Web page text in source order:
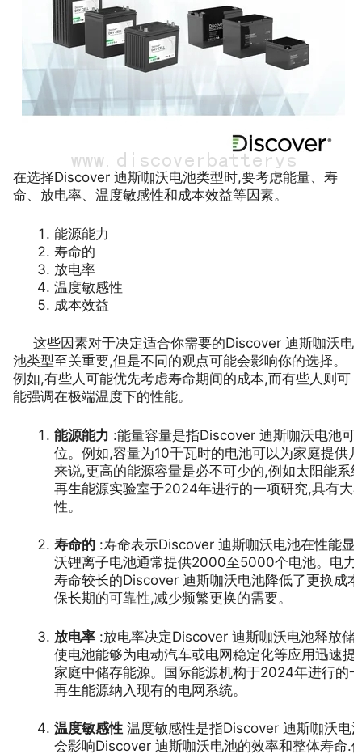
在选择Discover 迪斯咖沃电池类型时,要考虑能量、寿
命、放电率、温度敏感性和成本效益等因素。
能源能力
寿命的
放电率
温度敏感性
成本效益
这些因素对于决定适合你需要的Discover 迪斯咖沃电
池类型至关重要,但是不同的观点可能会影响你的选择。
例如,有些人可能优先考虑寿命期间的成本,而有些人则可
能强调在极端温度下的性能。
能源能力 :能量容量是指Discover 迪斯咖沃电池
位。例如,容量为10千瓦时的电池可以为家庭提供
来说,更高的能源容量是必不可少的,例如太阳能系
再生能源实验室于2024年进行的一项研究,具有大
性。
寿命的 :寿命表示Discover 迪斯咖沃电池在性能
沃锂离子电池通常提供2000至5000个电池。电
寿命较长的Discover 迪斯咖沃电池降低了更换成
保长期的可靠性,减少频繁更换的需要。
放电率 :放电率决定Discover 迪斯咖沃电池释放
使电池能够为电动汽车或电网稳定化等应用迅速
家庭中储存能源。国际能源机构于2024年进行的
再生能源纳入现有的电网系统。
温度敏感性 温度敏感性是指Discover 迪斯咖沃电
会影响Discover 迪斯咖沃电池的效率和整体寿